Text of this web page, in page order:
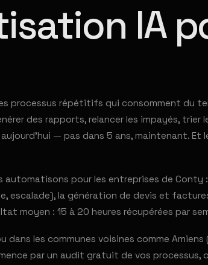
IA
processus répétitifs qui consomment du
des rapports, relancer les impayés, trier
— pas dans 5 ans, maintenant. Et
automatisons pour les entreprises de
escalade), la génération de devis et
moyen : 15 à 20 heures récupérées par
dans les communes voisines comme Amiens
par un audit gratuit de vos processus,